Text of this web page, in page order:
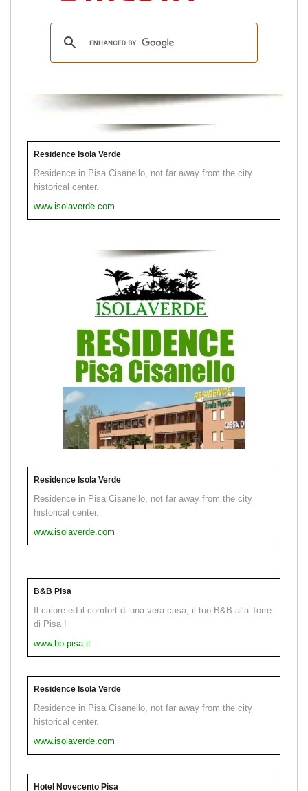
Residence Isola Verde
Residence in Pisa Cisanello, not far away from the city
historical center.
www.isolaverde.com
Residence Isola Verde
Residence in Pisa Cisanello, not far away from the city
historical center.
www.isolaverde.com
B&B Pisa
Il calore ed il comfort di una vera casa, il tuo B&B alla Torre
di Pisa !
www.bb-pisa.it
Residence Isola Verde
Residence in Pisa Cisanello, not far away from the city
historical center.
www.isolaverde.com
Hotel Novecento Pisa